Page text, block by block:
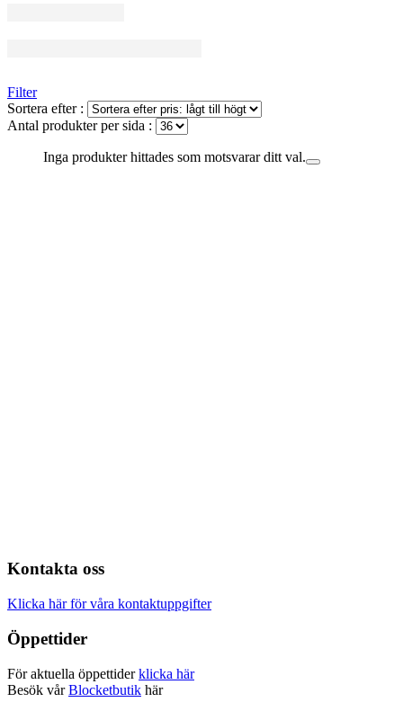
Filter
Sortera efter :
Antal produkter per sida :
Inga produkter hittades som motsvarar ditt val.
Kontakta oss
Klicka här för våra kontaktuppgifter
Öppettider
För aktuella öppettiderklicka här
Besök vårBlocketbutik här